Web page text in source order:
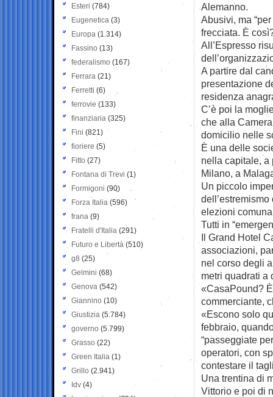
Alemanno.
Abusivi, ma
frecciata. È
All’Espresso
A partire dal
presentazione
residenza
C’è poi la
che alla
domicilio nelle
È una delle
nella capitale, a
Milano, a
Un piccolo
elezioni
Tutti in
Il Grand Hotel
associazioni,
nel corso degli
metri quadrati a
«CasaPound?
commerciante,
«Escono solo
febbraio,
“passeggiate
operatori, con
contestare il
Una trentina di
Vittorio e poi di
Esteri (784)
Eugenetica (3)
Europa (1.314)
Fassino (13)
federalismo (167)
Ferrara (21)
Ferretti (6)
ferrovie (133)
finanziaria (325)
Fini (821)
fioriere (5)
Fitto (27)
Fontana di Trevi (1)
Formigoni (90)
Forza Italia (596)
frana (9)
Fratelli d'Italia (291)
Futuro e Libertà (510)
g8 (25)
Gelmini (68)
Genova (542)
Giannino (10)
Giustizia (5.784)
governo (5.799)
Grasso (22)
Green Italia (1)
Grillo (2.941)
Idv (4)